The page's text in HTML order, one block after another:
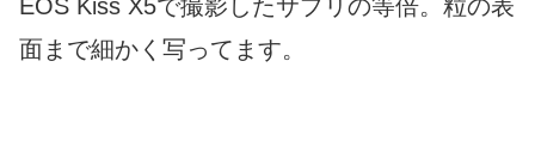
EOS Kiss X5で撮影したサプリの等倍。粒の表
面まで細かく写ってます。